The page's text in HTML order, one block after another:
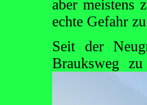
aber meistens
echte Gefahr
Seit der
Brauksweg